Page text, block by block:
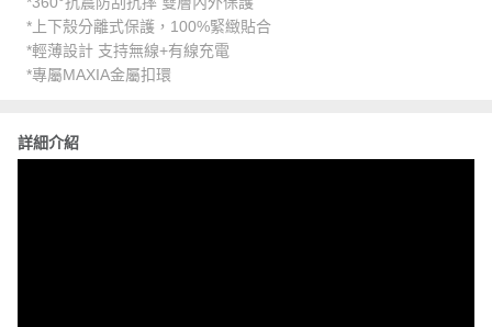
*上下殼分離式保護，100%緊緻貼合
*輕薄設計 支持無線+有線充電
*專屬MAXIA金屬扣環
詳細介紹